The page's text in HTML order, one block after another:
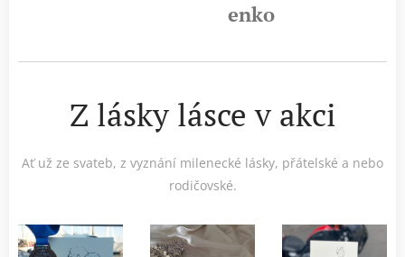
enko
Z lásky lásce v akci
Ať už ze svateb, z vyznání milenecké lásky, přátelské a nebo
rodičovské.